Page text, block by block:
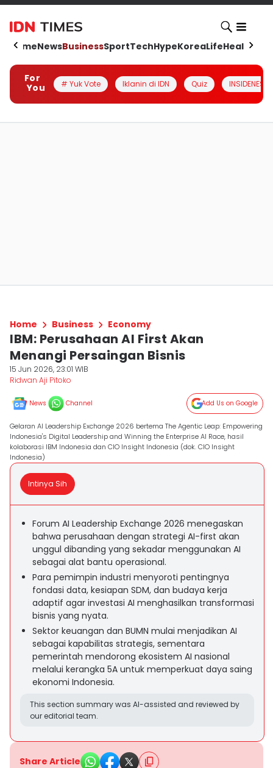
HomeNewsBusinessSportTechHypeKoreaLifeHealth
For
You
# Yuk Vote Iklanin di IDN Quiz INSIDENESIA
Home Business Economy
IBM: Perusahaan AI First Akan
Menangi Persaingan Bisnis
15 Jun 2026, 23:01 WIB
Ridwan Aji Pitoko
News Channel Add Us on Google
Gelaran AI Leadership Exchange 2026 bertema The Agentic Leap: Empowering
Indonesia's Digital Leadership and Winning the Enterprise AI Race, hasil
kolaborasi IBM Indonesia dan CIO Insight Indonesia (dok. CIO Insight
Indonesia)
Intinya Sih
Forum AI Leadership Exchange 2026 menegaskan
bahwa perusahaan dengan strategi AI-first akan
unggul dibanding yang sekadar menggunakan AI
sebagai alat bantu operasional.
Para pemimpin industri menyoroti pentingnya
fondasi data, kesiapan SDM, dan budaya kerja
adaptif agar investasi AI menghasilkan transformasi
bisnis yang nyata.
Sektor keuangan dan BUMN mulai menjadikan AI
sebagai kapabilitas strategis, sementara
pemerintah mendorong ekosistem AI nasional
melalui kerangka 5A untuk memperkuat daya saing
ekonomi Indonesia.
This section summary was AI-assisted and reviewed by
our editorial team.
Share Article